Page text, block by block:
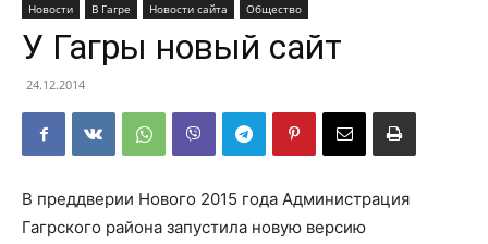
Гагрского
района
Новости В Гагре Новости сайта Общество
У Гагры новый сайт
24.12.2014
В преддверии Нового 2015 года Администрация
Гагрского района запустила новую версию